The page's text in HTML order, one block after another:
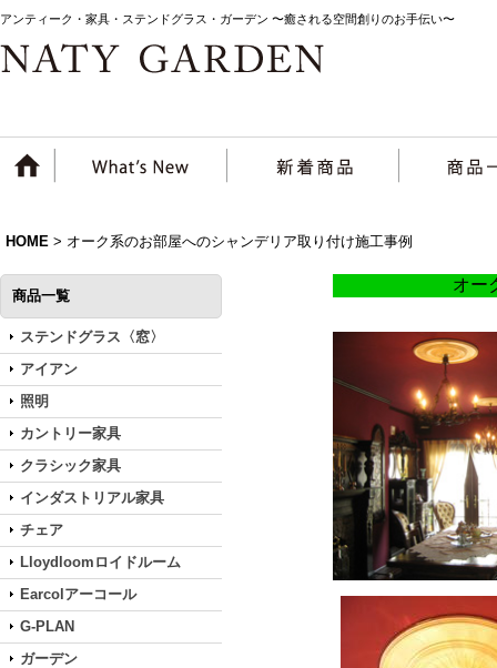
アンティーク・家具・ステンドグラス・ガーデン 〜癒される空間創りのお手伝い〜
HOME > オーク系のお部屋へのシャンデリア取り付け施工事例
商品一覧
ステンドグラス〈窓〉
アイアン
照明
カントリー家具
クラシック家具
インダストリアル家具
チェア
Lloydloomロイドルーム
Earcolアーコール
G-PLAN
ガーデン
オー